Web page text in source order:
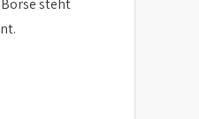
steht